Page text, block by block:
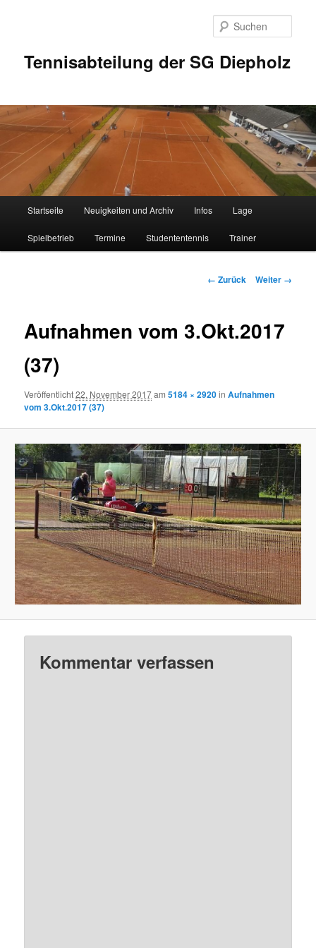
Tennisabteilung der SG Diepholz
Startseite Neuigkeiten und Archiv Infos Lage
Spielbetrieb Termine Studententennis Trainer
Bilder-
← Zurück Weiter →
Aufnahmen vom 3.Okt.2017
(37)
Veröffentlicht22. November 2017am5184 × 2920inAufnahmen
vom 3.Okt.2017 (37)
Kommentar verfassen